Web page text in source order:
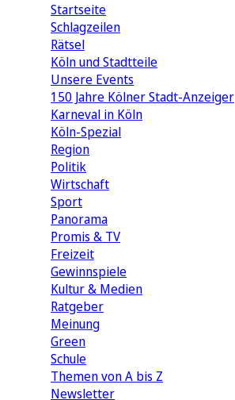
Startseite
Schlagzeilen
Rätsel
Köln und Stadtteile
Unsere Events
150 Jahre Kölner Stadt-Anzeiger
Karneval in Köln
Köln-Spezial
Region
Politik
Wirtschaft
Sport
Panorama
Promis & TV
Freizeit
Gewinnspiele
Kultur & Medien
Ratgeber
Meinung
Green
Schule
Themen von A bis Z
Newsletter